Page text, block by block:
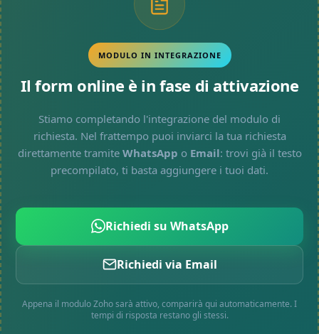
MODULO IN INTEGRAZIONE
Il form online è in fase di attivazione
Stiamo completando l'integrazione del modulo di
richiesta. Nel frattempo puoi inviarci la tua richiesta
direttamente tramite WhatsApp o Email: trovi già il testo
precompilato, ti basta aggiungere i tuoi dati.
Richiedi su WhatsApp
Richiedi via Email
Appena il modulo Zoho sarà attivo, comparirà qui automaticamente. I
tempi di risposta restano gli stessi.